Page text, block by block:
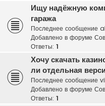
Ищу надёжную
гаража
Последнее сообщение
Добавлено в форуме
Ответы: 1
Хочу скачать
ли отдельная
Последнее сообщение
Добавлено в форуме
Ответы: 1